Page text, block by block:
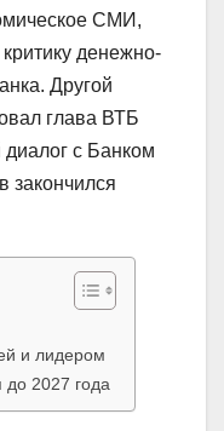
СМИ,
денежно-
Другой
глава ВТБ
с Банком
закончился
и лидером
до 2027 года